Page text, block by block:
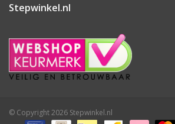
Stepwinkel.nl
© Copyright 2026 Stepwinkel.nl